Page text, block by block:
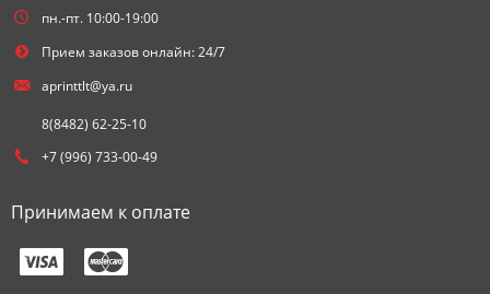
пн.-пт. 10:00-19:00
Прием заказов онлайн: 24/7
aprinttlt@ya.ru
8(8482) 62-25-10
+7 (996) 733-00-49
Принимаем к оплате